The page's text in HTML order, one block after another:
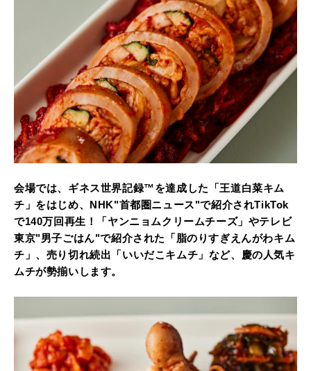
会場では、ギネス世界記録™︎を達成した「王道白菜キム
チ」をはじめ、NHK"首都圏ニュース"で紹介されTikTok
で140万回再生！「ヤンニョムクリームチーズ」やテレビ
東京"男子ごはん"で紹介された「脂のりすぎえんがわキム
チ」、売り切れ続出「いいだこキムチ」など、慶の人気キ
ムチが勢揃いします。